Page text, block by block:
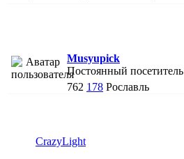
Musyupick
Постоянный посетитель
762 178 Рославль
CrazyLight